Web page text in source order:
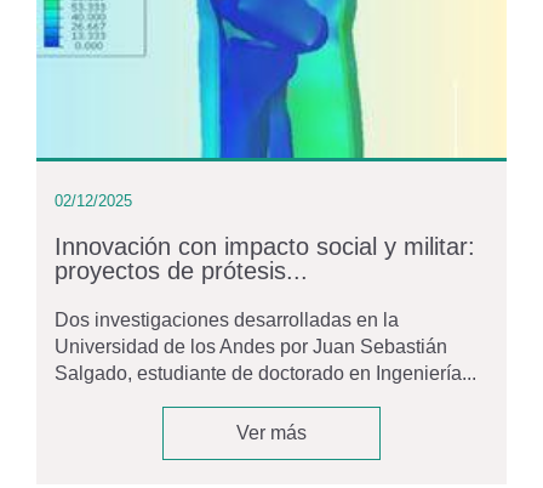
02/12/2025
Innovación con impacto social y militar:
proyectos de prótesis...
Dos investigaciones desarrolladas en la
Universidad de los Andes por Juan Sebastián
Salgado, estudiante de doctorado en Ingeniería...
Ver más